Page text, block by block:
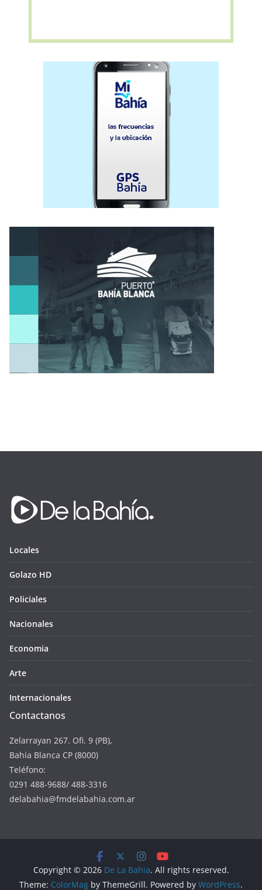
Locales
Golazo HD
Policiales
Nacionales
Economia
Arte
Internacionales
Contactanos
Zelarrayan 267. Ofi. 9 (PB),
Bahía Blanca CP (8000)
Teléfono:
0291 488-9688/ 488-3316
delabahia@fmdelabahia.com.ar
Copyright © 2026 De La Bahia. All rights reserved.
Theme: ColorMag by ThemeGrill. Powered by WordPress.